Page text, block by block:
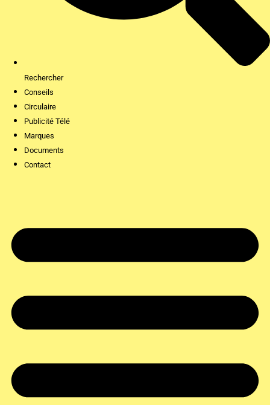
Rechercher
Conseils
Circulaire
Publicité Télé
Marques
Documents
Contact